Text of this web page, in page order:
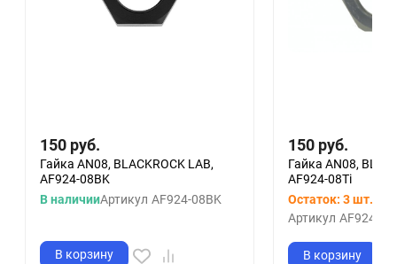
150 руб.
Гайка AN08, BLACKROCK LAB,
AF924-08BK
В наличииАртикул AF924-08BK
В корзину
150 руб.
Гайка AN08,
AF924-08Ti
Остаток: 3 шт.
Артикул AF924-
В корзину